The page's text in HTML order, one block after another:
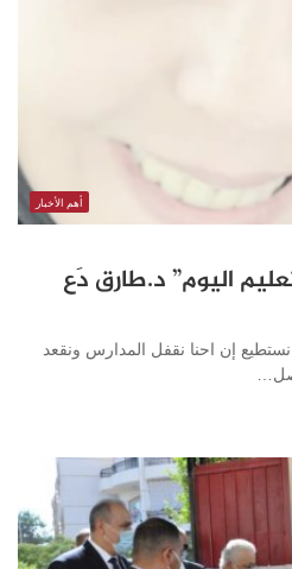
أهم الأخبار
اليوم” د.طارق دَع
إن احنا نقفل المدارس ونقعد